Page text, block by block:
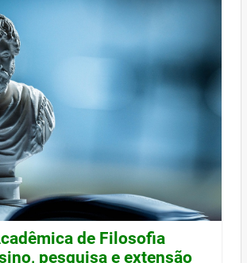
de Filosofia
pesquisa e extensão